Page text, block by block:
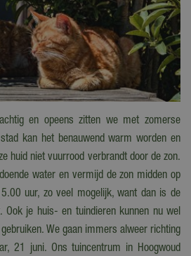
en opeens zitten we met zomerse
kan het benauwend warm worden en
huid niet vuurrood verbrandt door de zon.
water en vermijd de zon midden op
uur, zo veel mogelijk, want dan is de
Ook je huis- en tuindieren kunnen nu wel
We gaan immers alweer richting
21 juni. Ons tuincentrum in Hoogwoud